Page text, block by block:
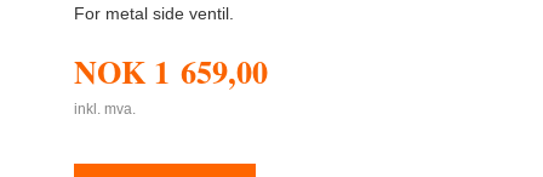
For metal side ventil.
NOK 1 659,00
inkl. mva.